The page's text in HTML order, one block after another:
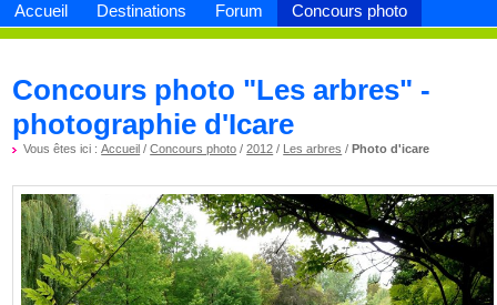
Accueil Destinations Forum Concours photo
Concours photo "Les arbres" -
photographie d'Icare
Vous êtes ici :Accueil /Concours photo /2012 / Les arbres /Photo d'icare